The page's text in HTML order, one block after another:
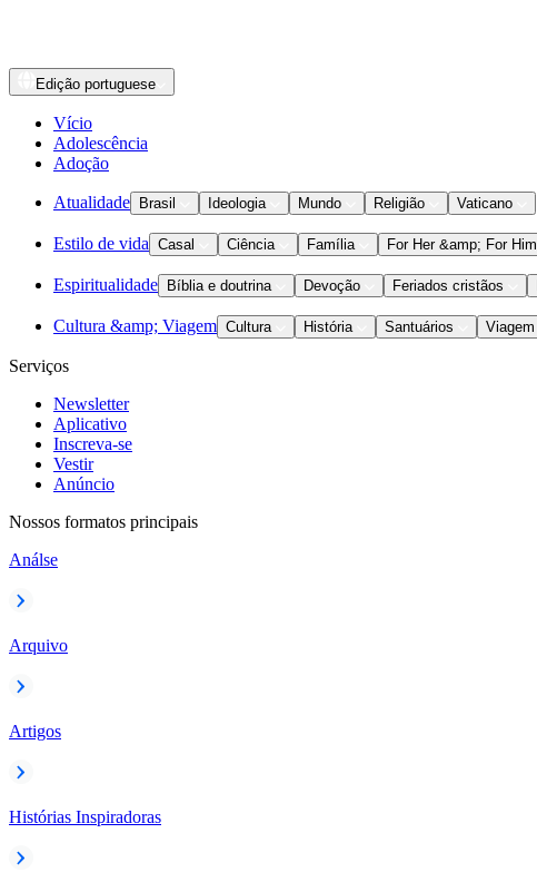
Edição portuguese
Vício
Adolescência
Adoção
Atualidade Brasil Ideologia Mundo Religião Vaticano
Estilo de vida Casal Ciência Família For Her &amp; For Him
Espiritualidade Bíblia e doutrina Devoção Feriados cristãos
Cultura &amp; Viagem Cultura História Santuários Viagem
Serviços
Newsletter
Aplicativo
Inscreva-se
Vestir
Anúncio
Nossos formatos principais
Análse
Arquivo
Artigos
Histórias Inspiradoras